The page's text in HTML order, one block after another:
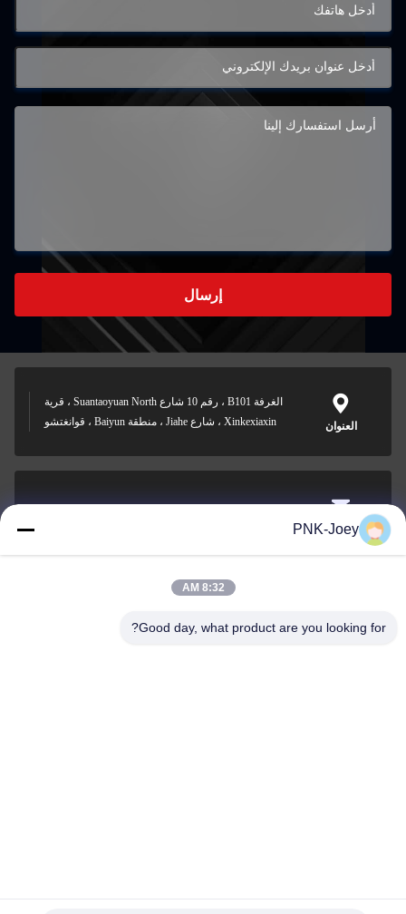
إرسال
العنوان
الغرفة B101 ، رقم 10 شارع Suantaoyuan North ، قرية
Xinkexiaxin ، شارع Jiahe ، منطقة Baiyun ، قوانغتشو
البريد
xianzhihao@gzxingchao.info
008613580404923
PNK-Joey
8:32 AM
Good day, what product are you looking for?